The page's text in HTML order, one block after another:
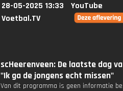
28-05-2025 13:33
YouTube
Voetbal.TV
scHeerenveen: De laatste dag
"Ik ga de jongens echt missen"
Van dit programma is geen informatie